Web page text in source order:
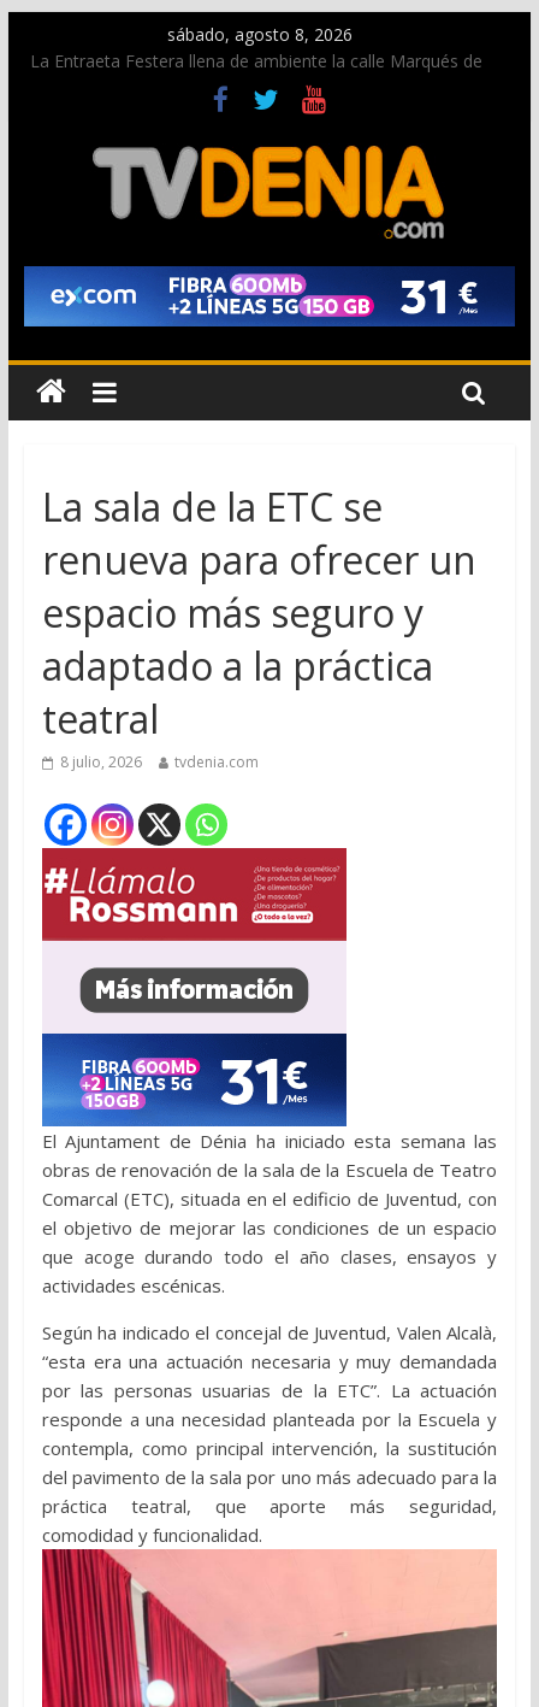
sábado, agosto 8, 2026
La Entraeta Festera llena de ambiente la calle Marqués de
Campo con la recepción a la Capitanía Cristiana
Dos personas fallecen en un grave accidente en la N-332
entre Benissa y Calp
Una nueva oportunidad para donar sangre en Cruz Roja
El bando moro protagonista en la Segunda Entraeta Festera
Paco Adsuar dona al Arxiu de Dénia más de 50.000 imágenes
de la memoria visual de la ciudad
La sala de la ETC se
renueva para ofrecer un
espacio más seguro y
adaptado a la práctica
teatral
8 julio, 2026 tvdenia.com
El Ajuntament de Dénia ha iniciado esta semana las
obras de renovación de la sala de la Escuela de Teatro
Comarcal (ETC), situada en el edificio de Juventud, con
el objetivo de mejorar las condiciones de un espacio
que acoge durando todo el año clases, ensayos y
actividades escénicas.
Según ha indicado el concejal de Juventud, Valen Alcalà,
“esta era una actuación necesaria y muy demandada
por las personas usuarias de la ETC”. La actuación
responde a una necesidad planteada por la Escuela y
contempla, como principal intervención, la sustitución
del pavimento de la sala por uno más adecuado para la
práctica teatral, que aporte más seguridad,
comodidad y funcionalidad.